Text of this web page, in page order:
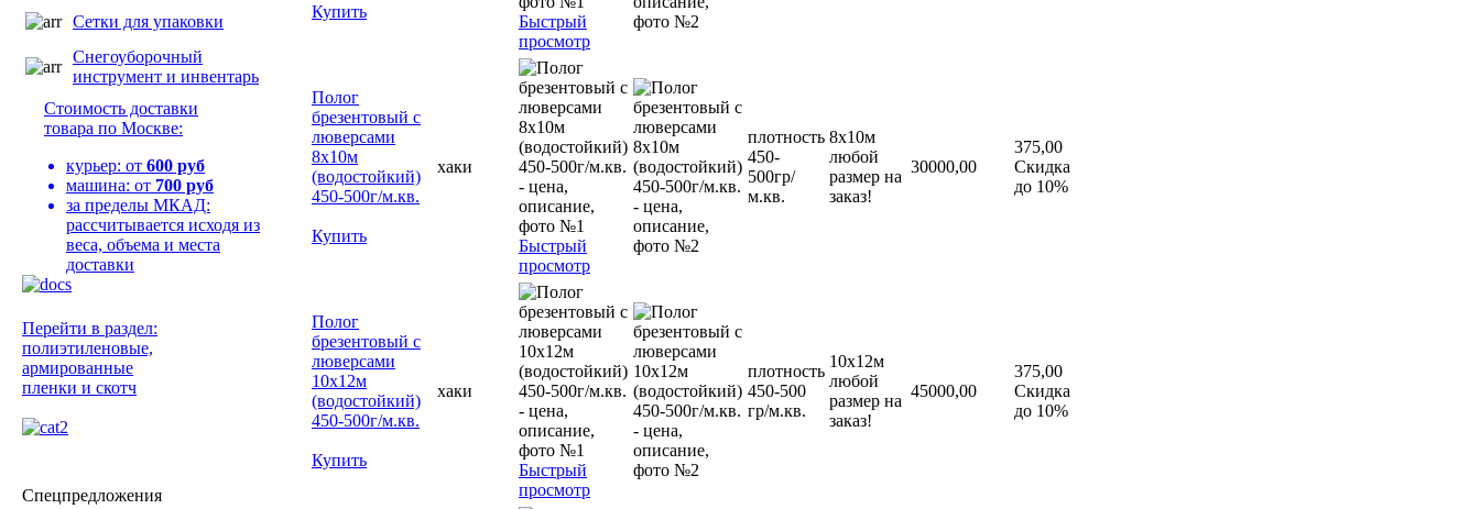
Сетки для упаковки
Снегоуборочный
инструмент и инвентарь
Стоимость доставки
товара по Москве:
курьер: от 600 руб
машина: от 700 руб
за пределы МКАД:
рассчитывается исходя из
веса, объема и места
доставки
Перейти в раздел:
полиэтиленовые,
армированные
пленки и скотч
Спецпредложения
Купить
Быстрый
просмотр
Полог
брезентовый с
люверсами
8х10м
(водостойкий)
450-500г/м.кв.
Купить
хаки
Быстрый
просмотр
плотность
450-
500гр/
м.кв.
8х10м
любой
размер на
заказ!
30000,00
375,00
Скидка
до 10%
Полог
брезентовый с
люверсами
10х12м
(водостойкий)
450-500г/м.кв.
Купить
хаки
Быстрый
просмотр
плотность
450-500
гр/м.кв.
10х12м
любой
размер на
заказ!
45000,00
375,00
Скидка
до 10%